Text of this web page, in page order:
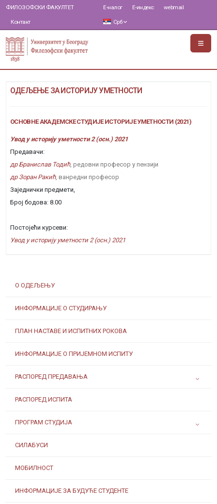
ФИЛОЗОФСКИ ФАКУЛТЕТ
Контакт
Е-налог Е-индекс webmail
Срб
О ОДЕЉЕЊУ
ИНФОРМАЦИЈЕ О СТУДИРАЊУ
ПЛАН НАСТАВЕ И ИСПИТНИХ РОКОВА
ИНФОРМАЦИЈЕ О ПРИЈЕМНОМ ИСПИТУ
РАСПОРЕД ПРЕДАВАЊА
РАСПОРЕД ИСПИТА
ПРОГРАМ СТУДИЈА
СИЛАБУСИ
МОБИЛНОСТ
ИНФОРМАЦИЈЕ ЗА БУДУЋЕ СТУДЕНТЕ
ОДЕЉЕЊЕ ЗА ИСТОРИЈУ УМЕТНОСТИ
ОСНОВНЕ АКАДЕМСКЕ СТУДИЈЕ ИСТОРИЈЕ УМЕТНОСТИ (2021)
Увод у историју уметности 2 (осн.) 2021
Предавачи:
др Бранислав Тодић, редовни професор у пензији
др Зоран Ракић, ванредни професор
Заједнички предмети,
Број бодова: 8.00
Постојећи курсеви:
Увод у историју уметности 2 (осн.) 2021